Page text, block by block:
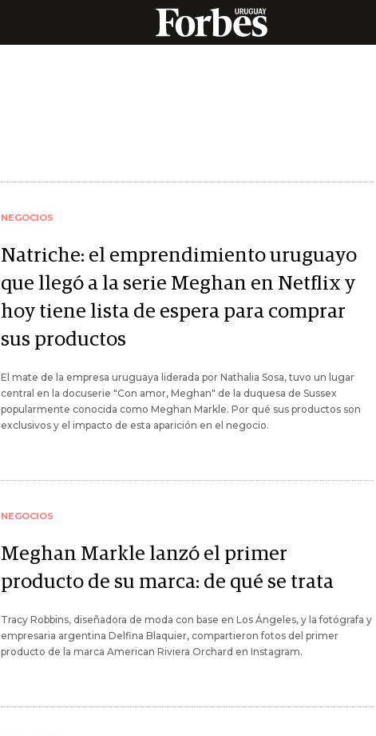
NEGOCIOS
Natriche: el emprendimiento uruguayo
que llegó a la serie Meghan en Netflix y
hoy tiene lista de espera para comprar
sus productos
El mate de la empresa uruguaya liderada por Nathalia Sosa, tuvo un lugar
central en la docuserie "Con amor, Meghan" de la duquesa de Sussex
popularmente conocida como Meghan Markle. Por qué sus productos son
exclusivos y el impacto de esta aparición en el negocio.
NEGOCIOS
Meghan Markle lanzó el primer
producto de su marca: de qué se trata
Tracy Robbins, diseñadora de moda con base en Los Ángeles, y la fotógrafa y
empresaria argentina Delfina Blaquier, compartieron fotos del primer
producto de la marca American Riviera Orchard en Instagram.